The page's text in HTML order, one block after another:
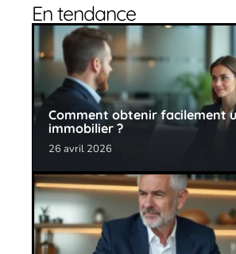
En tendance
Comment obtenir facilement
immobilier ?
26 avril 2026